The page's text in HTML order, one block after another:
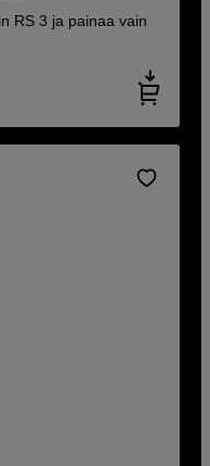
RS 3 ja painaa vain